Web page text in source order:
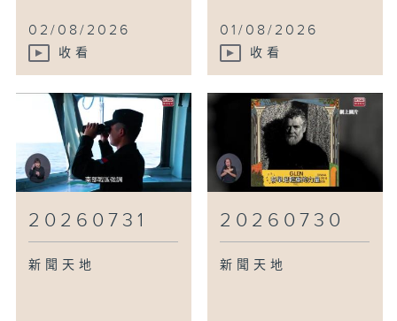
02/08/2026
收看
01/08/2026
收看
20260731
新聞天地
20260730
新聞天地